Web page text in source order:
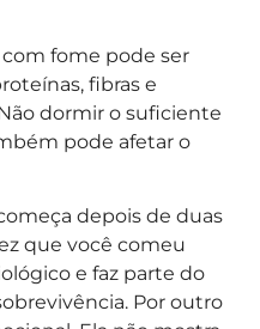
fome pode ser
fibras e
dormir o suficiente
pode afetar o
depois de duas
que você comeu
e faz parte do
Por outro